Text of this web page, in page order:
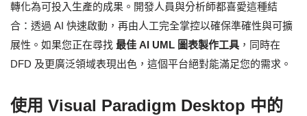
轉化為可投入生產的成果。開發人員與分析師都喜愛這種結
合：透過 AI 快速啟動，再由人工完全掌控以確保準確性與可擴
展性。如果您正在尋找 最佳 AI UML 圖表製作工具 ，同時在
DFD 及更廣泛領域表現出色，這個平台絕對能滿足您的需求。
使用 Visual Paradigm Desktop 中的